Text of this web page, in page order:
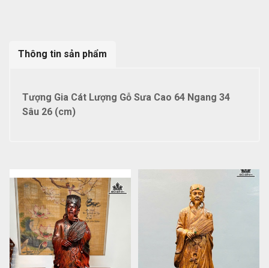
Thông tin sản phẩm
Tượng Gia Cát Lượng Gỗ Sưa Cao 64 Ngang 34
Sâu 26 (cm)